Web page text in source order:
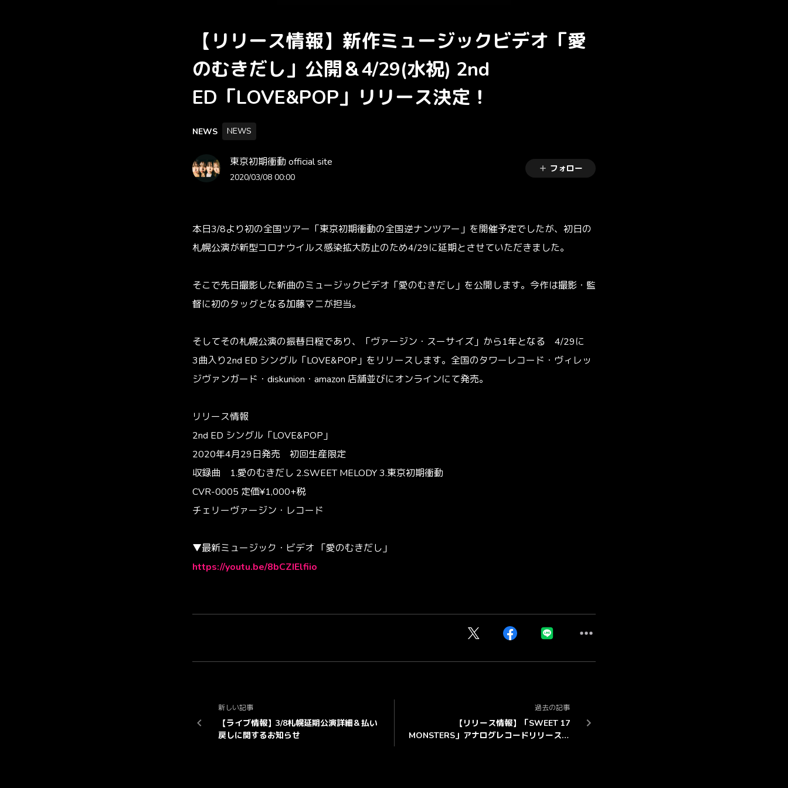
【リリース情報】新作ミュージックビデオ「愛
のむきだし」公開＆4/29(水祝) 2nd
ED「LOVE&POP」リリース決定！
NEWS NEWS
東京初期衝動 official site
2020/03/08 00:00
フォロー
本日3/8より初の全国ツアー「東京初期衝動の全国逆ナンツアー」を開催予定でしたが、初日の
札幌公演が新型コロナウイルス感染拡大防止のため4/29に延期とさせていただきました。
そこで先日撮影した新曲のミュージックビデオ「愛のむきだし」を公開します。今作は撮影・監
督に初のタッグとなる加藤マニが担当。
そしてその札幌公演の振替日程であり、「ヴァージン・スーサイズ」から1年となる 4/29に
3曲入り2nd ED シングル「LOVE&POP」をリリースします。全国のタワーレコード・ヴィレッ
ジヴァンガード・diskunion・amazon 店舗並びにオンラインにて発売。
リリース情報
2nd ED シングル「LOVE&POP」
2020年4月29日発売 初回生産限定
収録曲 1.愛のむきだし 2.SWEET MELODY 3.東京初期衝動
CVR-0005 定価¥1,000+税
チェリーヴァージン・レコード
▼最新ミュージック・ビデオ 「愛のむきだし」
https://youtu.be/8bCZIElfiio
新しい記事
【ライブ情報】3/8札幌延期公演詳細＆払い
戻しに関するお知らせ
過去の記事
【リリース情報】「SWEET 17
MONSTERS」アナログレコードリリース決